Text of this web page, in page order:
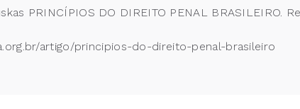
PRINCÍPIOS DO DIREITO PENAL BRASILEIRO.
artigo/principios-do-direito-penal-brasileiro